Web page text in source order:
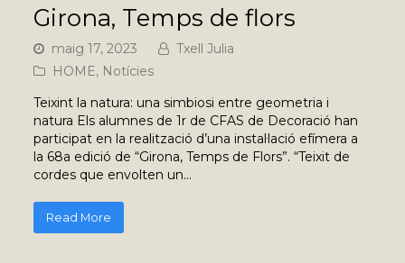
Girona, Temps de flors
maig 17, 2023
Txell Julia
HOME, Notícies
Teixint la natura: una simbiosi entre geometria i
natura Els alumnes de 1r de CFAS de Decoració han
participat en la realització d’una instal·lació efímera a
la 68a edició de “Girona, Temps de Flors”. “Teixit de
cordes que envolten un…
Read More